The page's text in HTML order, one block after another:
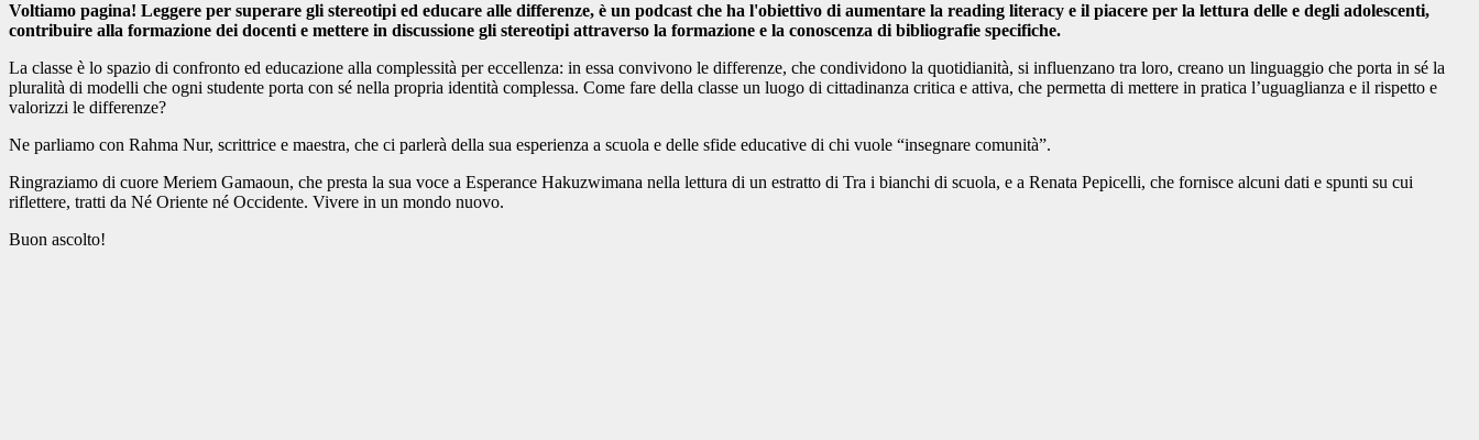
Voltiamo pagina! Leggere per superare gli stereotipi ed educare alle differenze, è un podcast che ha l'obiettivo di aumentare la reading literacy e il piacere per la lettura delle e degli adolescenti,
contribuire alla formazione dei docenti e mettere in discussione gli stereotipi attraverso la formazione e la conoscenza di bibliografie specifiche.
La classe è lo spazio di confronto ed educazione alla complessità per eccellenza: in essa convivono le differenze, che condividono la quotidianità, si influenzano tra loro, creano un linguaggio che porta in sé la
pluralità di modelli che ogni studente porta con sé nella propria identità complessa. Come fare della classe un luogo di cittadinanza critica e attiva, che permetta di mettere in pratica l’uguaglianza e il rispetto e
valorizzi le differenze?
Ne parliamo con Rahma Nur, scrittrice e maestra, che ci parlerà della sua esperienza a scuola e delle sfide educative di chi vuole “insegnare comunità”.
Ringraziamo di cuore Meriem Gamaoun, che presta la sua voce a Esperance Hakuzwimana nella lettura di un estratto di Tra i bianchi di scuola, e a Renata Pepicelli, che fornisce alcuni dati e spunti su cui
riflettere, tratti da Né Oriente né Occidente. Vivere in un mondo nuovo.
Buon ascolto!